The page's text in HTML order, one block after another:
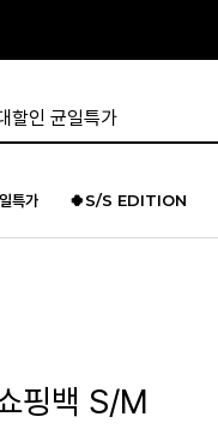
특가 🍀S/S EDITION
핑백 S/M